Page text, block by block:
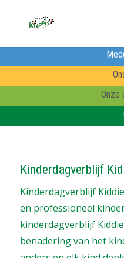
Onze
Kinderdagverblijf
Kinderdagverblijf
en professioneel
kinderdagverblijf
benadering van het